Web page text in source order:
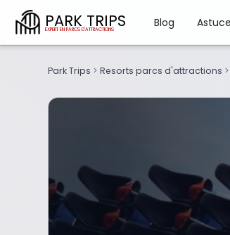
PARK TRIPS Blog
Park Trips > Resorts parcs d'attractions >